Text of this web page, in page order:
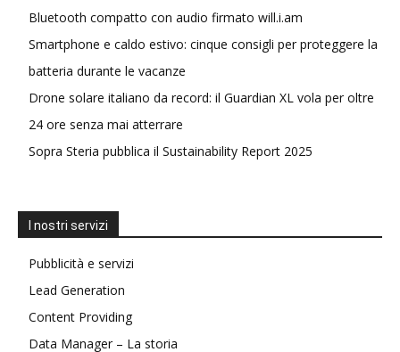
Bluetooth compatto con audio firmato will.i.am
Smartphone e caldo estivo: cinque consigli per proteggere la
batteria durante le vacanze
Drone solare italiano da record: il Guardian XL vola per oltre
24 ore senza mai atterrare
Sopra Steria pubblica il Sustainability Report 2025
I nostri servizi
Pubblicità e servizi
Lead Generation
Content Providing
Data Manager – La storia